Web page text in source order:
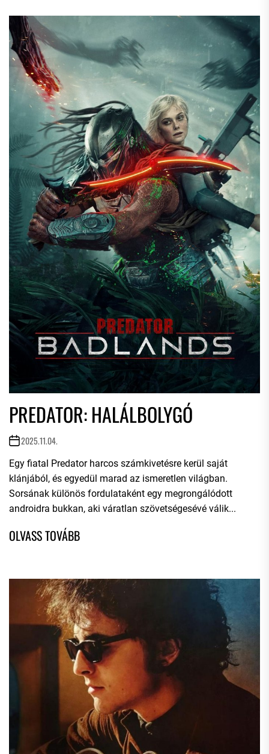
PREDATOR: HALÁLBOLYGÓ
2025.11.04.
Egy fiatal Predator harcos számkivetésre kerül saját
klánjából, és egyedül marad az ismeretlen világban.
Sorsának különös fordulataként egy megrongálódott
androidra bukkan, aki váratlan szövetségesévé válik...